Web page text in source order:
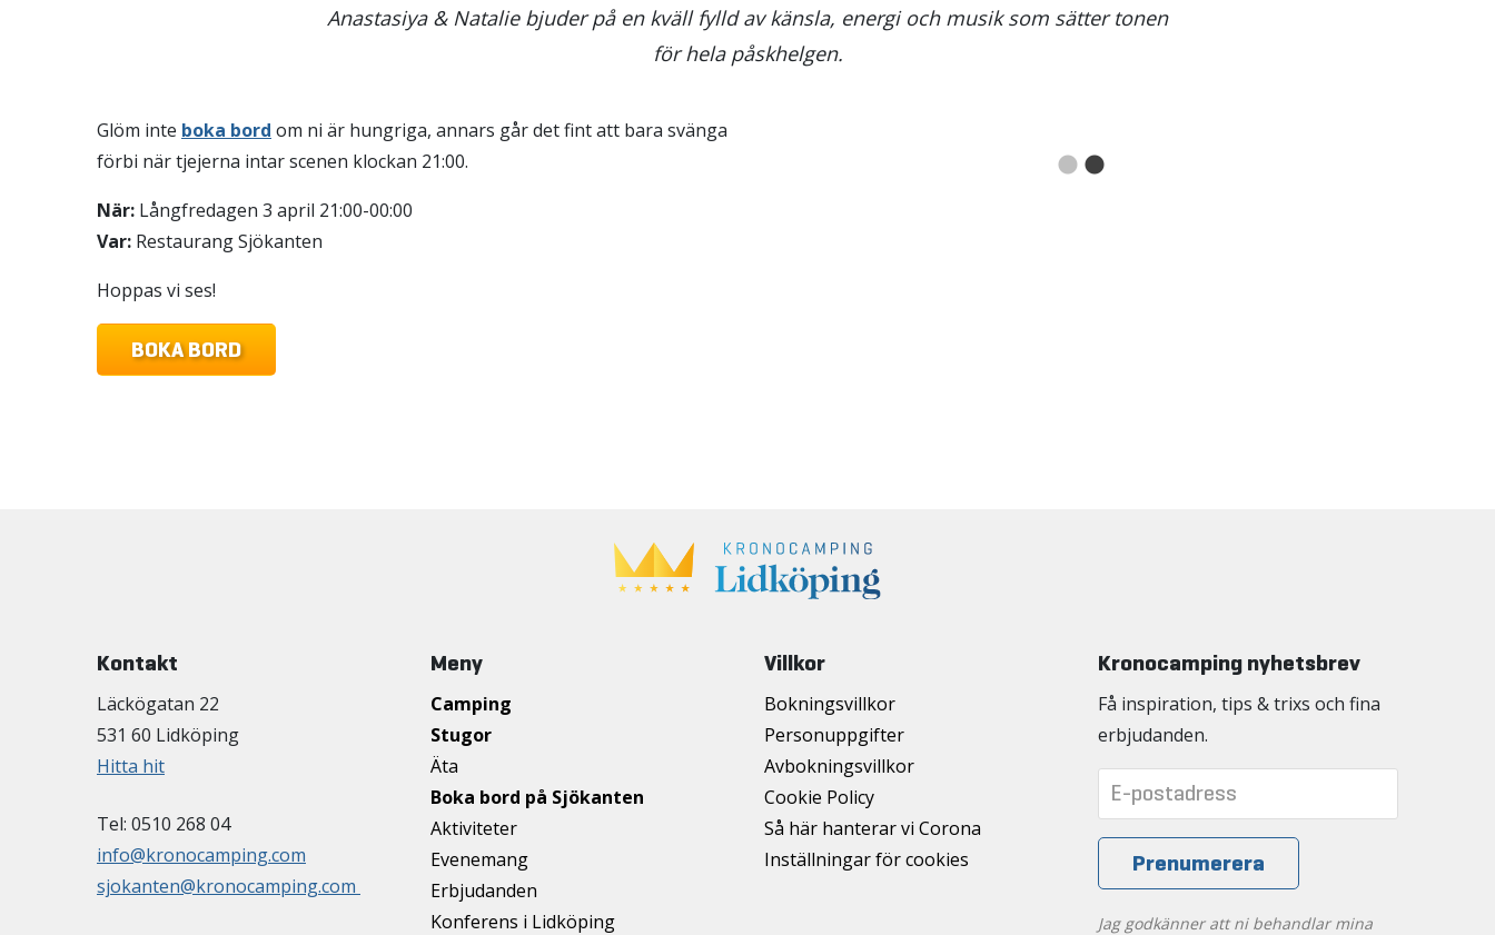
Anastasiya & Natalie bjuder på en kväll fylld av känsla, energi och musik som sätter tonen
för hela påskhelgen.
Glöm inte boka bord om ni är hungriga, annars går det fint att bara svänga
förbi när tjejerna intar scenen klockan 21:00.
När: Långfredagen 3 april 21:00-00:00
Var: Restaurang Sjökanten
Hoppas vi ses!
BOKA BORD
Kontakt
Läckögatan 22
531 60 Lidköping
Hitta hit
Tel: 0510 268 04
info@kronocamping.com
sjokanten@kronocamping.com
Meny
Camping
Stugor
Äta
Boka bord på Sjökanten
Aktiviteter
Evenemang
Erbjudanden
Konferens i Lidköping
Villkor
Bokningsvillkor
Personuppgifter
Avbokningsvillkor
Cookie Policy
Så här hanterar vi Corona
Inställningar för cookies
Kronocamping nyhetsbrev
Få inspiration, tips & trixs och fina
erbjudanden.
Jag godkänner att ni behandlar mina